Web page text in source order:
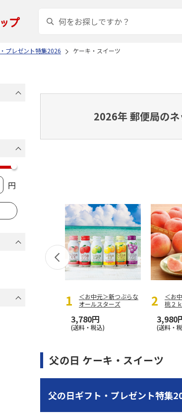
プレゼント特集2026 ケーキ・スイーツ
2026年 郵便局のネ
＜お中元＞新つぶらな
オールスターズ
3,780円
(送料・税込)
＜お
桃２
3,980
(送料・
父の日 ケーキ・スイーツ
父の日ギフト・プレゼント特集
円